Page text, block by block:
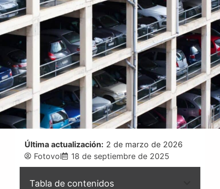
Última actualización: 2 de marzo de 2026
Fotovol
18 de septiembre de 2025
Tabla de contenidos